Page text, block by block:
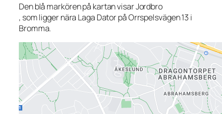
Den blå markören på kartan visar Jordbro
, som ligger nära Laga Dator på Orrspelsvägen 13 i
Bromma.